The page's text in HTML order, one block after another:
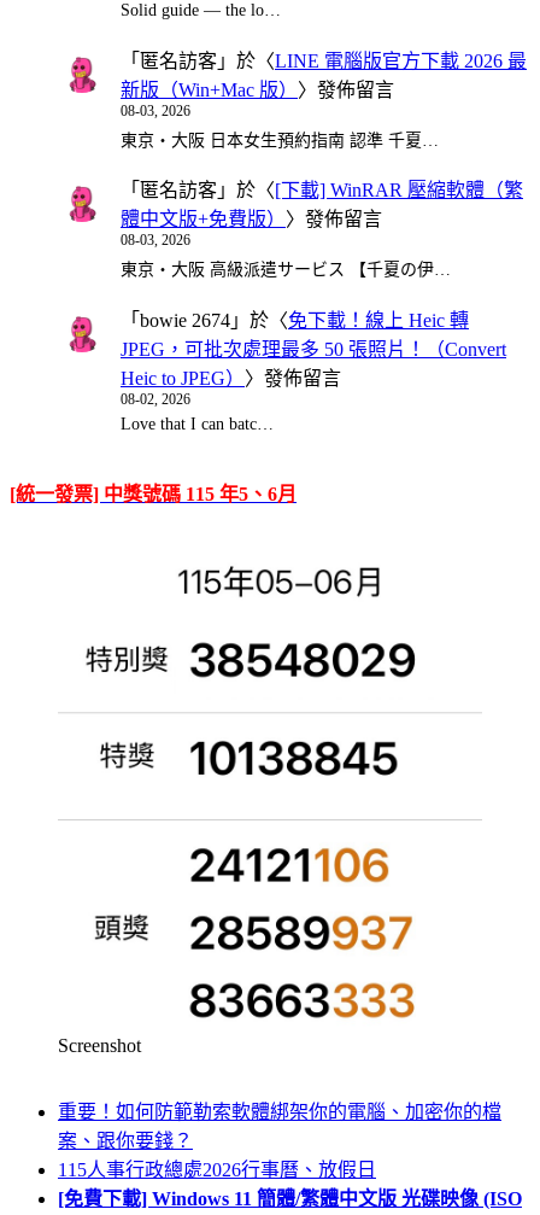
Solid guide — the lo…
「 匿名訪客 」於〈LINE 電腦版官方下載 2026 最
新版（Win+Mac 版） 〉發佈留言
08-03, 2026
東京・大阪 日本女生預約指南 認準 千夏…
「 匿名訪客 」於〈[下載] WinRAR 壓縮軟體（繁
體中文版+免費版） 〉發佈留言
08-03, 2026
東京・大阪 高級派遣サービス 【千夏の伊…
「 bowie 2674 」於〈免下載！線上 Heic 轉
JPEG，可批次處理最多 50 張照片！（Convert
Heic to JPEG） 〉發佈留言
08-02, 2026
Love that I can batc…
[統一發票] 中獎號碼 115 年5、6月
Screenshot
重要！如何防範勒索軟體綁架你的電腦、加密你的檔
案、跟你要錢？
115人事行政總處2026行事曆、放假日
[免費下載] Windows 11 簡體/繁體中文版 光碟映像 (ISO